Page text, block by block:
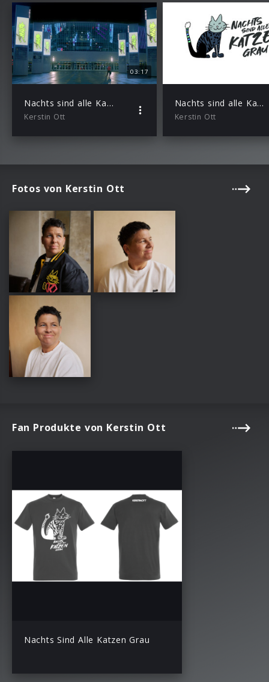
03:17
Nachts sind alle Katzen grau
Kerstin Ott
Nachts sind alle Katzen grau
Kerstin Ott
Fotos von Kerstin Ott
Fan Produkte von Kerstin Ott
Nachts Sind Alle Katzen Grau